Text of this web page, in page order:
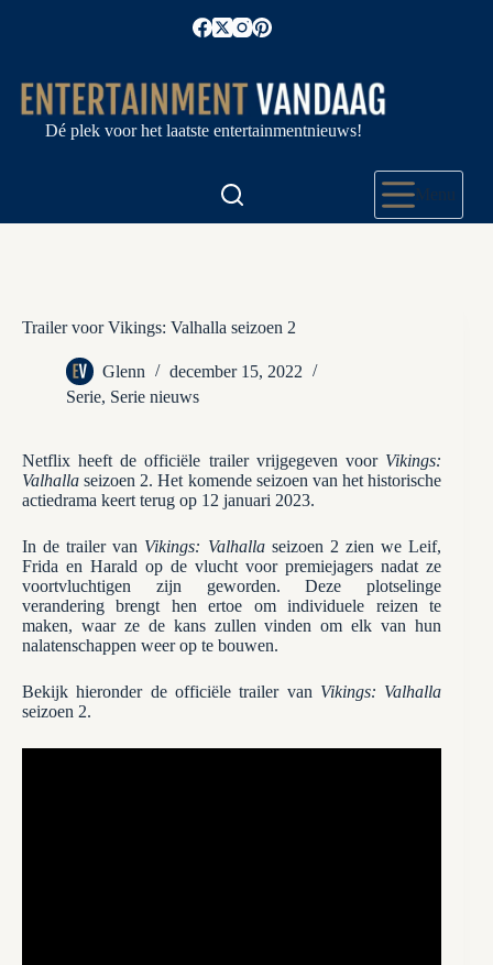
Dé plek voor het laatste entertainmentnieuws!
Menu
Trailer voor Vikings: Valhalla seizoen 2
Glenn
december 15, 2022
Serie, Serie nieuws
Netflix heeft de officiële trailer vrijgegeven voor Vikings:
Valhalla seizoen 2. Het komende seizoen van het historische
actiedrama keert terug op 12 januari 2023.
In de trailer van Vikings: Valhallaseizoen 2 zien we Leif,
Frida en Harald op de vlucht voor premiejagers nadat ze
voortvluchtigen zijn geworden. Deze plotselinge
verandering brengt hen ertoe om individuele reizen te
maken, waar ze de kans zullen vinden om elk van hun
nalatenschappen weer op te bouwen.
Bekijk hieronder de officiële trailer van Vikings: Valhalla
seizoen 2.